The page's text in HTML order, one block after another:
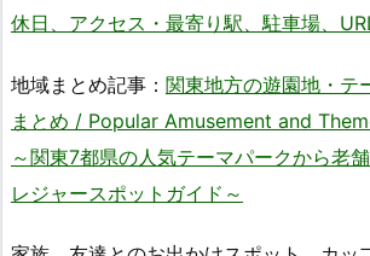
休日、アクセス・最寄り駅、駐車場、
地域まとめ記事： 関東地方の遊園地・テ
まとめ / Popular Amusement and
～関東7都県の人気テーマパークから老
レジャースポットガイド～